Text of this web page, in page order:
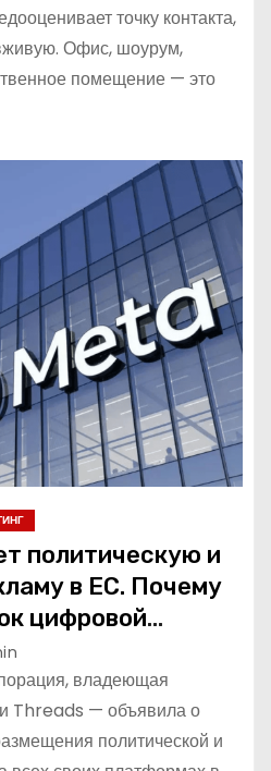
точку контакта,
Офис, шоурум,
помещение — это
политическую и
в ЕС. Почему
цифровой
владеющая
Threads — объявила о
политической и